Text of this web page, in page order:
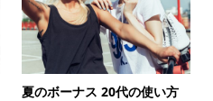
夏のボーナス 20代の使い方